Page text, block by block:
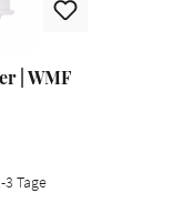
| WMF
Tage